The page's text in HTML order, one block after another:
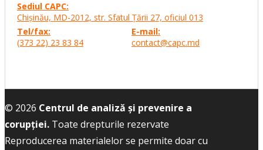
Sediul CAPC:
Chişinău, MD-2012, str. Sfatul Ţării 27, oficiul 013
Tel/fax:
(373 22) 23 83 84
E-mail:
contact@capc.md
© 2026 Centrul de analiză și prevenire a
corupției. Toate drepturile rezervate
Reproducerea materialelor se permite doar cu